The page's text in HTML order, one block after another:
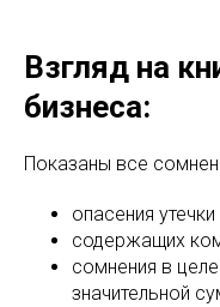
Взгляд на
бизнеса:
Показаны все
опасения
содержащих
сомнения в
значительной